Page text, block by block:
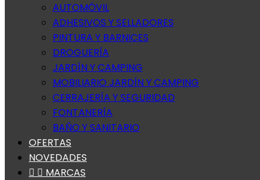
AUTOMÓVIL
ADHESIVOS Y SELLADORES
PINTURA Y BARNICES
DROGUERÍA
JARDÍN Y CAMPING
MOBILIARIO JARDÍN Y CAMPING
CERRAJERÍA Y SEGURIDAD
FONTANERÍA
BAÑO Y SANITARIO
OFERTAS
NOVEDADES
  MARCAS